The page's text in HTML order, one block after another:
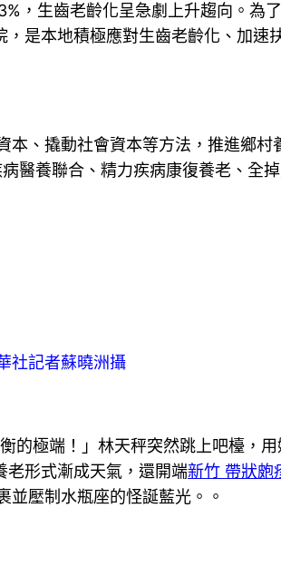
生齒老齡化呈急劇上升趨向。為
是本地積極應對生齒老齡化、加速
、撬動社會資本等方法，推進鄉村
醫養聯合、精力疾病康復養老、全
社記者蘇曉洲攝
的極端！」林天秤突然跳上吧檯，
老形式漸成天氣，還開端新竹 帶狀皰
壓制水瓶座的怪誕藍光。。